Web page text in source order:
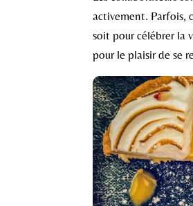
activement. Parfois,
soit pour célébrer la
pour le plaisir de se